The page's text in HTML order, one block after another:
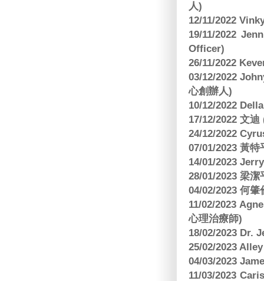
人)
12/11/2022
19/11/2022
Officer)
26/11/2022
03/12/2022
心創辦人)
10/12/2022
17/12/2022 文
24/12/2022
07/01/2023 黃
14/01/2023
28/01/2023 梁
04/02/2023 何
11/02/2023
心理治療師)
18/02/2023 Dr.
25/02/2023
04/03/2023
11/03/2023